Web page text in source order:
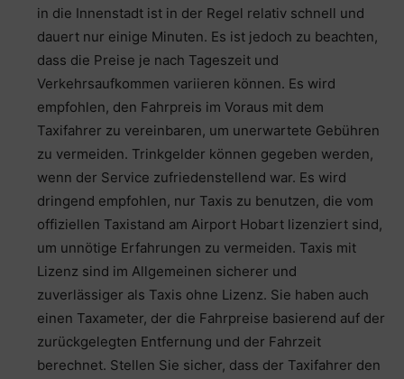
in die Innenstadt ist in der Regel relativ schnell und
dauert nur einige Minuten. Es ist jedoch zu beachten,
dass die Preise je nach Tageszeit und
Verkehrsaufkommen variieren können. Es wird
empfohlen, den Fahrpreis im Voraus mit dem
Taxifahrer zu vereinbaren, um unerwartete Gebühren
zu vermeiden. Trinkgelder können gegeben werden,
wenn der Service zufriedenstellend war. Es wird
dringend empfohlen, nur Taxis zu benutzen, die vom
offiziellen Taxistand am Airport Hobart lizenziert sind,
um unnötige Erfahrungen zu vermeiden. Taxis mit
Lizenz sind im Allgemeinen sicherer und
zuverlässiger als Taxis ohne Lizenz. Sie haben auch
einen Taxameter, der die Fahrpreise basierend auf der
zurückgelegten Entfernung und der Fahrzeit
berechnet. Stellen Sie sicher, dass der Taxifahrer den